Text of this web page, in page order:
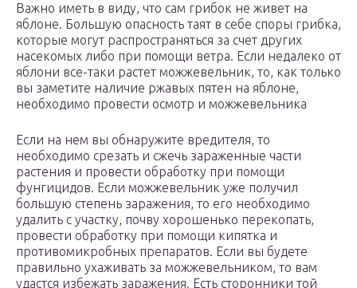
Важно иметь в виду, что сам грибок не живет на
яблоне. Большую опасность таят в себе споры грибка,
которые могут распространяться за счет других
насекомых либо при помощи ветра. Если недалеко от
яблони все-таки растет можжевельник, то, как только
вы заметите наличие ржавых пятен на яблоне,
необходимо провести осмотр и можжевельника
Если на нем вы обнаружите вредителя, то
необходимо срезать и сжечь зараженные части
растения и провести обработку при помощи
фунгицидов. Если можжевельник уже получил
большую степень заражения, то его необходимо
удалить с участку, почву хорошенько перекопать,
провести обработку при помощи кипятка и
противомикробных препаратов. Если вы будете
правильно ухаживать за можжевельником, то вам
удастся избежать заражения. Есть сторонники той